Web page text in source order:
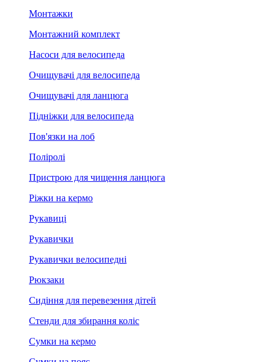
Монтажки
Монтажний комплект
Насоси для велосипеда
Очищувачі для велосипеда
Очищувачі для ланцюга
Підніжки для велосипеда
Пов'язки на лоб
Поліролі
Пристрою для чищення ланцюга
Ріжки на кермо
Рукавиці
Рукавички
Рукавички велосипедні
Рюкзаки
Сидіння для перевезення дітей
Стенди для збирання коліс
Сумки на кермо